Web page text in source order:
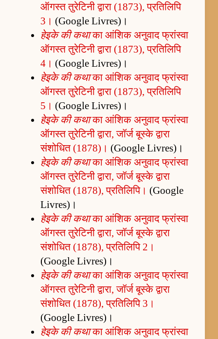
ऑगस्त तुरेटिनी द्वारा (1873), प्रतिलिपि
3। (Google Livres)।
हेइके की कथाका आंशिक अनुवाद फ्रांस्वा
ऑगस्त तुरेटिनी द्वारा (1873), प्रतिलिपि
4। (Google Livres)।
हेइके की कथाका आंशिक अनुवाद फ्रांस्वा
ऑगस्त तुरेटिनी द्वारा (1873), प्रतिलिपि
5। (Google Livres)।
हेइके की कथाका आंशिक अनुवाद फ्रांस्वा
ऑगस्त तुरेटिनी द्वारा, जॉर्ज बूस्के द्वारा
संशोधित (1878)। (Google Livres)।
हेइके की कथाका आंशिक अनुवाद फ्रांस्वा
ऑगस्त तुरेटिनी द्वारा, जॉर्ज बूस्के द्वारा
संशोधित (1878), प्रतिलिपि। (Google
Livres)।
हेइके की कथाका आंशिक अनुवाद फ्रांस्वा
ऑगस्त तुरेटिनी द्वारा, जॉर्ज बूस्के द्वारा
संशोधित (1878), प्रतिलिपि 2।
(Google Livres)।
हेइके की कथाका आंशिक अनुवाद फ्रांस्वा
ऑगस्त तुरेटिनी द्वारा, जॉर्ज बूस्के द्वारा
संशोधित (1878), प्रतिलिपि 3।
(Google Livres)।
हेइके की कथाका आंशिक अनुवाद फ्रांस्वा